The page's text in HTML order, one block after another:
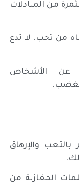
من المبادلات
من تحب. لا تدع
عن الأشخاص
والإرهاق
المغازلة من